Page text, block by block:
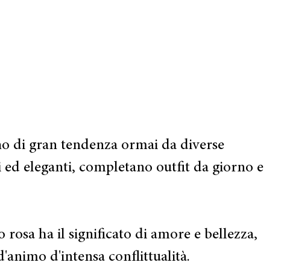
di gran tendenza ormai da diverse
eleganti, completano outfit da giorno e
ha il significato di amore e bellezza,
d'intensa conflittualità.